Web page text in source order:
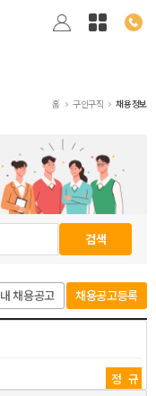
홈 구인구직 채용정보
검색
내 채용공고 채용공고등록
정규